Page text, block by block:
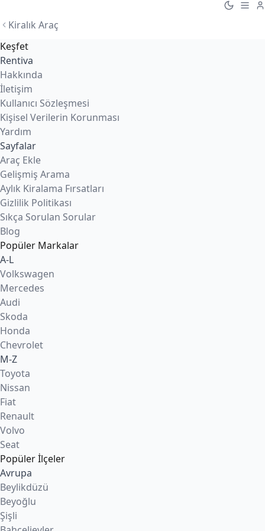
Kiralık Araç
Keşfet
Rentiva
Hakkında
İletişim
Kullanıcı Sözleşmesi
Kişisel Verilerin Korunması
Yardım
Sayfalar
Araç Ekle
Gelişmiş Arama
Aylık Kiralama Fırsatları
Gizlilik Politikası
Sıkça Sorulan Sorular
Blog
Popüler Markalar
A-L
Volkswagen
Mercedes
Audi
Skoda
Honda
Chevrolet
M-Z
Toyota
Nissan
Fiat
Renault
Volvo
Seat
Popüler İlçeler
Avrupa
Beylikdüzü
Beyoğlu
Şişli